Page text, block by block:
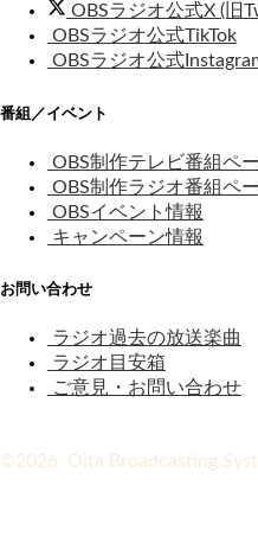
OBSラジオ公式X (旧
OBSラジオ公式TikTok
OBSラジオ公式
番組／イベント
OBS制作テレビ番組ペ
OBS制作ラジオ番組ペ
OBSイベント情報
キャンペーン情報
お問い合わせ
ラジオ過去の放送楽曲
ラジオ目安箱
ご意見・お問い合わせ
©2026 Oita Broadcasting